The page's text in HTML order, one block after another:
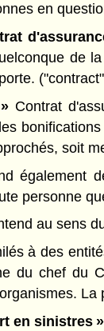
en
de
Contrat
soit
également
personne
au sens
à des
du chef du
en sinistres »